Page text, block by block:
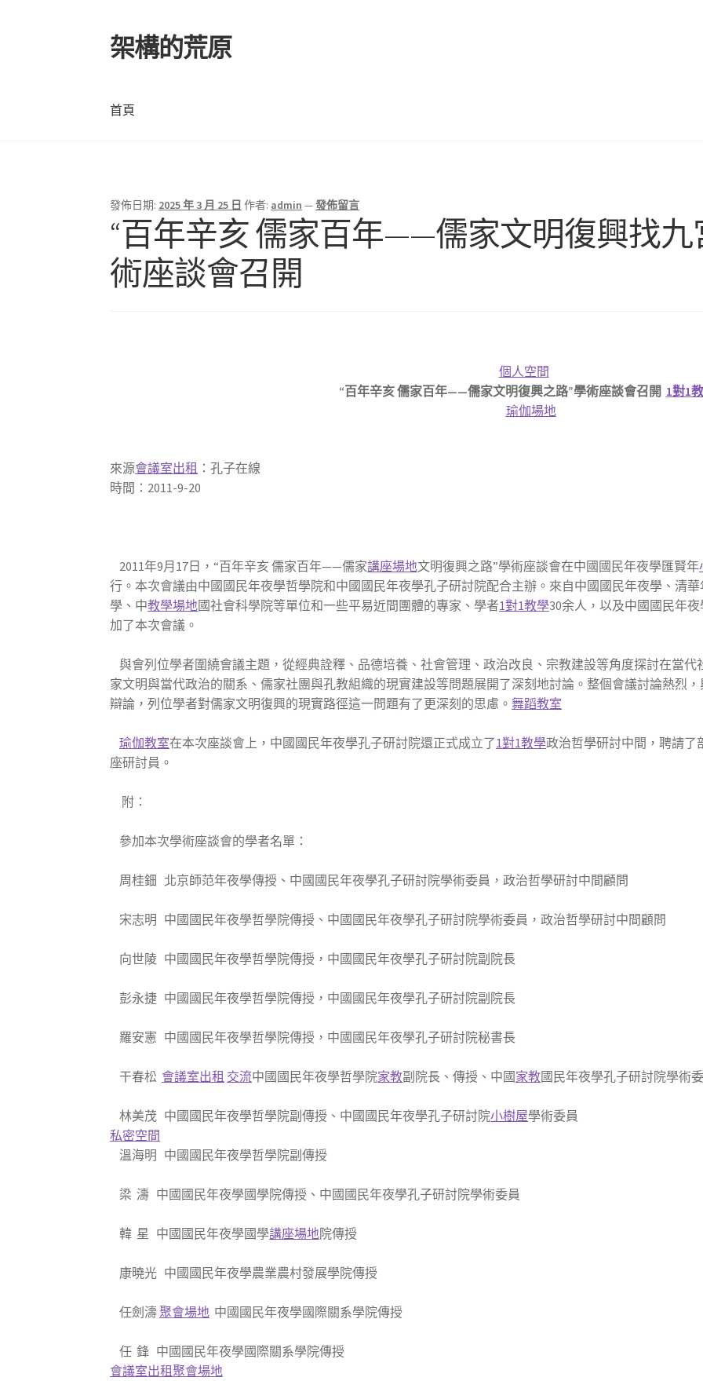
跳
至
覽
列
跳
至
要
內
架構的荒原
首頁
發佈日期: 2025 年 3 月 25 日 作者: admin —發佈留言
“百年辛亥 儒家百年——儒家文明復興找九
術座談會召開
個人空間
“百年辛亥 儒家百年——儒家文明復興之路”學術座談會召開 1對1
瑜伽場地
來源會議室出租 ：孔子在線
時間：2011-9-20
2011年9月17日，“百年辛亥 儒家百年——儒家講座場地文明復興之路”學術座談會在中國國民年夜學匯賢年
行。本次會議由中國國民年夜學哲學院和中國國民年夜學孔子研討院配合主辦。來自中國國民年夜學、清
學、中教學場地國社會科學院等單位和一些平易近間團體的專家、學者1對1教學30余人，以及中國國民年
加了本次會議。
與會列位學者圍繞會議主題，從經典詮釋、品德培養、社會管理、政治改良、宗教建設等角度探討在當
家文明與當代政治的關系、儒家社團與孔教組織的現實建設等問題展開了深刻地討論。整個會議討論熱烈
辯論，列位學者對儒家文明復興的現實路徑這一問題有了更深刻的思慮。舞蹈教室
瑜伽教室在本次座談會上，中國國民年夜學孔子研討院還正式成立了1對1教學政治哲學研討中間，聘請了
座研討員。
附：
參加本次學術座談會的學者名單：
周桂鈿 北京師范年夜學傳授、中國國民年夜學孔子研討院學術委員，政治哲學研討中間顧問
宋志明 中國國民年夜學哲學院傳授、中國國民年夜學孔子研討院學術委員，政治哲學研討中間顧問
向世陵 中國國民年夜學哲學院傳授，中國國民年夜學孔子研討院副院長
彭永捷 中國國民年夜學哲學院傳授，中國國民年夜學孔子研討院副院長
羅安憲 中國國民年夜學哲學院傳授，中國國民年夜學孔子研討院秘書長
干春松 會議室出租 交流中國國民年夜學哲學院家教副院長、傳授、中國家教國民年夜學孔子研討院學術
林美茂 中國國民年夜學哲學院副傳授、中國國民年夜學孔子研討院小樹屋學術委員
私密空間
溫海明 中國國民年夜學哲學院副傳授
梁 濤 中國國民年夜學國學院傳授、中國國民年夜學孔子研討院學術委員
韓 星 中國國民年夜學國學講座場地院傳授
康曉光 中國國民年夜學農業農村發展學院傳授
任劍濤聚會場地 中國國民年夜學國際關系學院傳授
任 鋒 中國國民年夜學國際關系學院傳授
會議室出租聚會場地